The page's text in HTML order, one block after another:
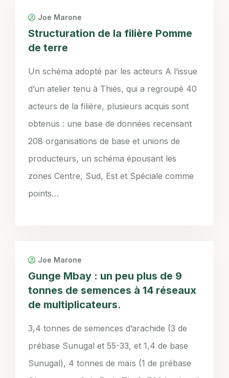
Joe Marone
Structuration de la filière Pomme
de terre
Un schéma adopté par les acteurs A l’issue
d’un atelier tenu à Thiès, qui a regroupé 40
acteurs de la filière, plusieurs acquis sont
obtenus : une base de données recensant
208 organisations de base et unions de
producteurs, un schéma épousant les
zones Centre, Sud, Est et Spéciale comme
points…
Joe Marone
Gunge Mbay : un peu plus de 9
tonnes de semences à 14 réseaux
de multiplicateurs.
3,4 tonnes de semences d’arachide (3 de
prébase Sunugal et 55-33, et 1,4 de base
Sunugal), 4 tonnes de maïs (1 de prébase